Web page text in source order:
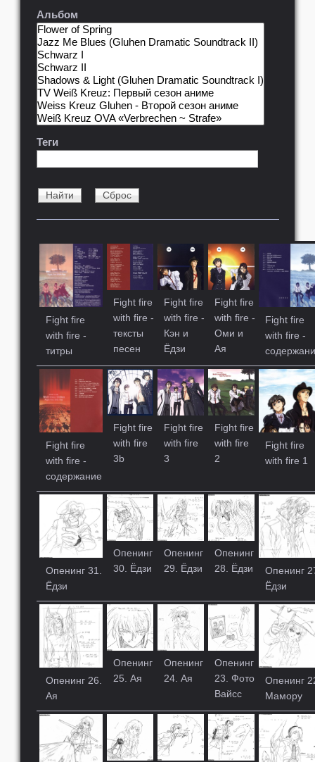
Альбом
Теги
Fight fire
with fire -
титры
Fight fire
with fire -
тексты
песен
Fight fire
with fire -
Кэн и
Ёдзи
Fight fire
with fire -
Оми и
Ая
Fight fire
with fire -
Fight fire
with fire -
содержание
Fight fire
with fire
3b
Fight fire
with fire
3
Fight fire
with fire
2
Fight fire
with fire 1
Опенинг 31.
Ёдзи
Опенинг
30. Ёдзи
Опенинг
29. Ёдзи
Опенинг
28. Ёдзи
Опенинг
Ёдзи
Опенинг 26.
Ая
Опенинг
25. Ая
Опенинг
24. Ая
Опенинг
23. Фото
Вайсс
Опенинг
Мамору